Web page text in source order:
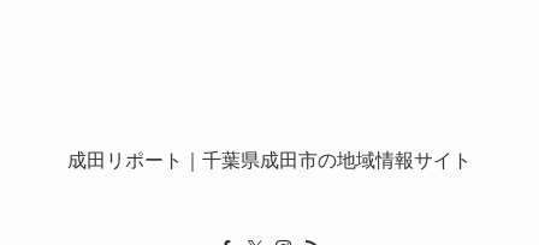
成田リポート ｜千葉県成田市の地域情報サイト